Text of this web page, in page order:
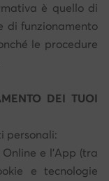
è quello di
di funzionamento
le procedure
DEI TUOI
personali:
e l’App (tra
e tecnologie